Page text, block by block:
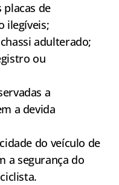
placas de
ilegíveis;
adulterado;
ou
a
a devida
do veículo de
a segurança do